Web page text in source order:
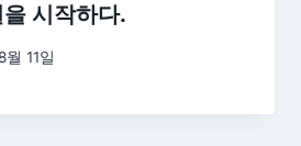
시작하다.
월 11일